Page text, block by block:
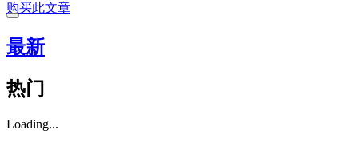
购买此文章
最新
热门
Loading...